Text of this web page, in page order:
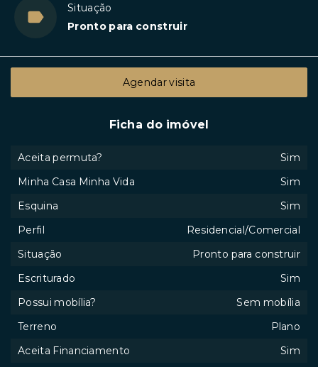
Situação
Pronto para construir
Agendar visita
Ficha do imóvel
Aceita permuta?
Sim
Minha Casa Minha Vida
Sim
Esquina
Sim
Perfil
Residencial/Comercial
Situação
Pronto para construir
Escriturado
Sim
Possui mobília?
Sem mobília
Terreno
Plano
Aceita Financiamento
Sim